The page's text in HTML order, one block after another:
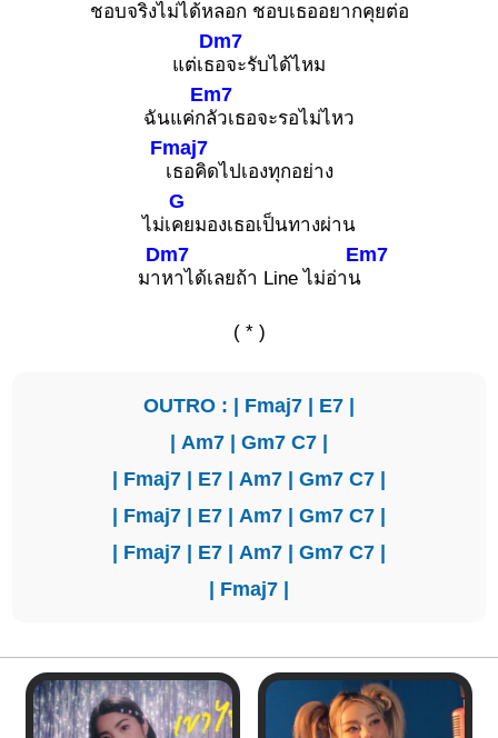
ชอบจริงไม่ได้หลอก ชอบเธออยากคุยต่อ
แต่เธ
Dm7
อจะรับได้ไหม
ฉันแค่ก
Em7
ลัวเธอจะรอไม่ไหว
Fmaj7
เธอคิดไปเองทุกอย่าง
ไม่เ
G
คยมองเธอเป็นทางผ่าน
มา
Dm7
หาได้เลยถ้า Line ไม่อ่าน
Em7
( * )
OUTRO : | Fmaj7 | E7 |
| Am7 | Gm7 C7 |
| Fmaj7 | E7 | Am7 | Gm7 C7 |
| Fmaj7 | E7 | Am7 | Gm7 C7 |
| Fmaj7 | E7 | Am7 | Gm7 C7 |
| Fmaj7 |